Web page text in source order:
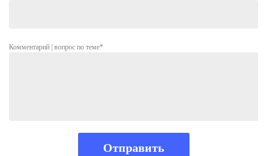
Комментарий | вопрос по теме*